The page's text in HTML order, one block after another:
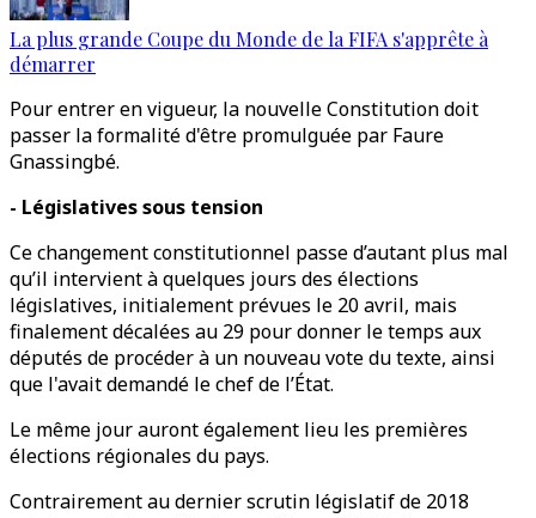
La plus grande Coupe du Monde de la FIFA s'apprête à
démarrer
Pour entrer en vigueur, la nouvelle Constitution doit
passer la formalité d'être promulguée par Faure
Gnassingbé.
- Législatives sous tension
Ce changement constitutionnel passe d’autant plus mal
qu’il intervient à quelques jours des élections
législatives, initialement prévues le 20 avril, mais
finalement décalées au 29 pour donner le temps aux
députés de procéder à un nouveau vote du texte, ainsi
que l'avait demandé le chef de l’État.
Le même jour auront également lieu les premières
élections régionales du pays.
Contrairement au dernier scrutin législatif de 2018